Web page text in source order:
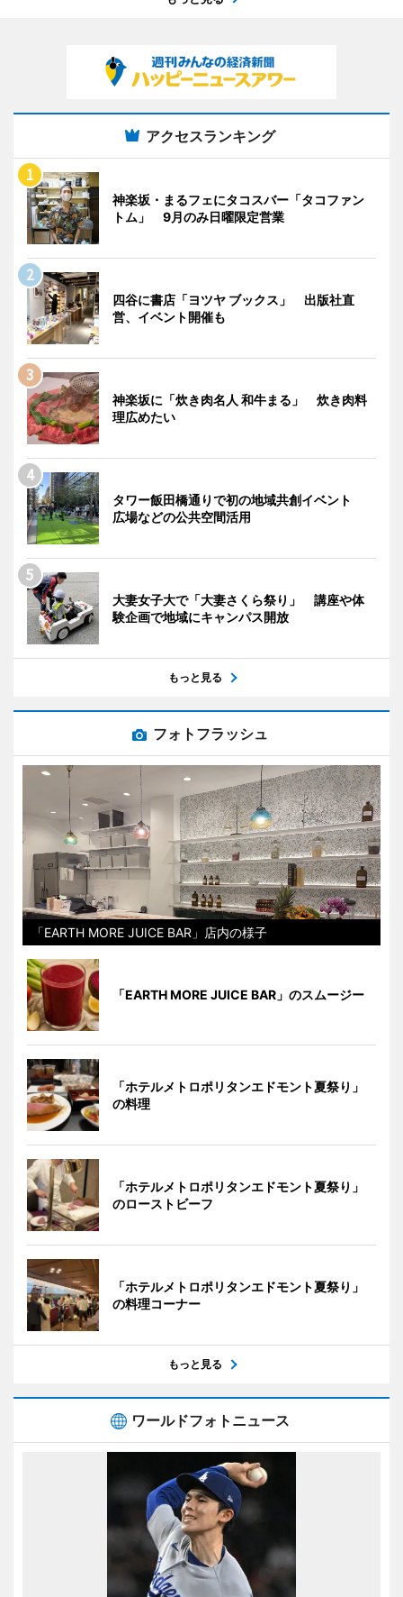
アクセスランキング
神楽坂・まるフェにタコスバー「タコファン
トム」 9月のみ日曜限定営業
四谷に書店「ヨツヤ ブックス」 出版社直
営、イベント開催も
神楽坂に「炊き肉名人 和牛まる」 炊き肉料
理広めたい
タワー飯田橋通りで初の地域共創イベント
広場などの公共空間活用
大妻女子大で「大妻さくら祭り」 講座や体
験企画で地域にキャンパス開放
もっと見る
フォトフラッシュ
「EARTH MORE JUICE BAR」店内の様子
「EARTH MORE JUICE BAR」のスムージー
「ホテルメトロポリタンエドモント夏祭り」
の料理
「ホテルメトロポリタンエドモント夏祭り」
のローストビーフ
「ホテルメトロポリタンエドモント夏祭り」
の料理コーナー
もっと見る
ワールドフォトニュース